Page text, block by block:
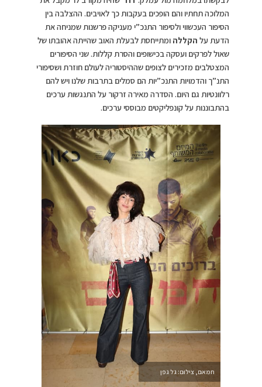
המלוכה תחתיו והם הופכים בעקבות כך לאויבים. ההצלבה בין
הסיפור העכשווי ולסיפור התנכ”י מעניקה פרשנות שמניחה את
הדעת על הקללה ומתייחסת לבעלת האוב שהייתה אהובתו של
שאול לפרקים ועסקה בכישופים והסרת קללות. שני הסיפורים
המצטלבים מזכירים לצופים שההיסטוריה לעולם חוזרת ושסיפורי
התנ”ך והדמויות התנכ”יות הם סמלים בתרבות שלנו ויש להם
רלוונטיות גם היום. הסדרה מאירה זרקור על התנגשות ערכים
בהתבוננות על קונפליקטים מבוססי ערכים.
חמאם, צילום: גל גפן